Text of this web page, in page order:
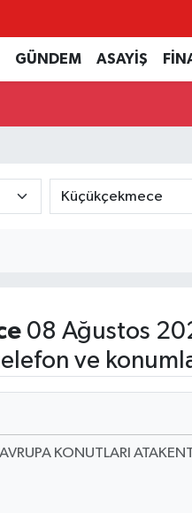
GÜNDEM ASAYİŞ
08 Ağustos
ve
KONUTLARI ATAKENT